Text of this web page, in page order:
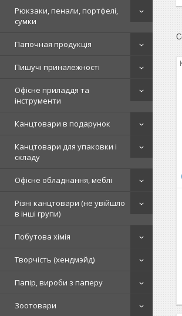
Рюкзаки, пенали, портфелі,
сумки
Папочная продукція
Пишучі приналежності
Офісне приладдя та
інструменти
Канцтовари в подарунок
Канцтовари для упаковки і
складу
Офісне обладнання, меблі
Різні канцтовари (не увійшло
в інші групи)
Побутова хімія
Творчість (хендмэйд)
Папір, вироби з паперу
Зоотовари